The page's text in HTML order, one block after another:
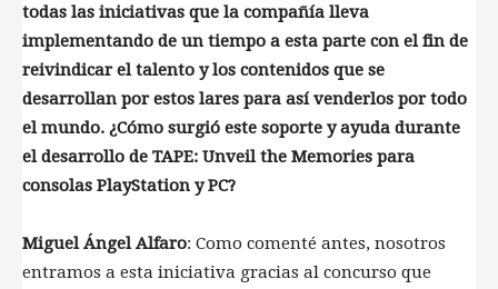
todas las iniciativas que la compañía lleva
implementando de un tiempo a esta parte con el fin de
reivindicar el talento y los contenidos que se
desarrollan por estos lares para así venderlos por todo
el mundo. ¿Cómo surgió este soporte y ayuda durante
el desarrollo de TAPE: Unveil the Memories para
consolas PlayStation y PC?
Miguel Ángel Alfaro: Como comenté antes, nosotros
entramos a esta iniciativa gracias al concurso que